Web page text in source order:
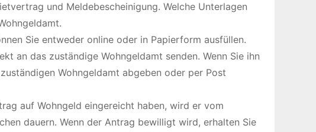
und Meldebescheinigung. Welche Unterlagen
Sie entweder online oder in Papierform ausfüllen.
an das zuständige Wohngeldamt senden. Wenn Sie ihn
Wohngeldamt abgeben oder per Post
auf Wohngeld eingereicht haben, wird er vom
dauern. Wenn der Antrag bewilligt wird, erhalten Sie